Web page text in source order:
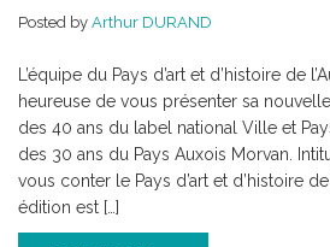
et
Posted by Arthur DURAND
L’équipe du Pays d’art et d’histoire de
heureuse de vous présenter sa
des 40 ans du label national Ville et
des 30 ans du Pays Auxois Morvan.
vous conter le Pays d’art et d’histoire
édition est […]